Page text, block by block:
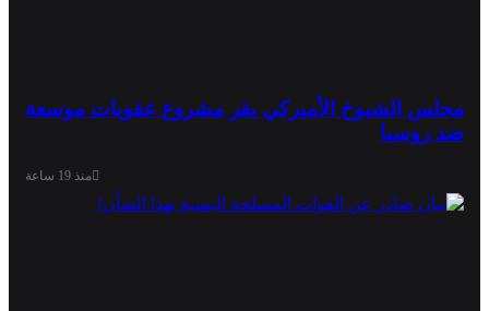
مجلس الشيوخ الأميركي يقر مشروع عقوبات موسعة
ضد روسيا
منذ 19 ساعة